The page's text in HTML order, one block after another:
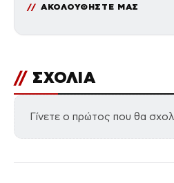
ΑΚΟΛΟΥΘΗΣΤΕ ΜΑΣ
// ΣΧΟΛΙΑ
Γίνετε ο πρώτος που θα